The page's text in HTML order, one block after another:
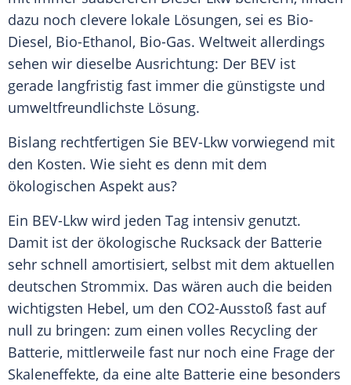
dazu noch clevere lokale Lösungen, sei es Bio-
Diesel, Bio-Ethanol, Bio-Gas. Weltweit allerdings
sehen wir dieselbe Ausrichtung: Der BEV ist
gerade langfristig fast immer die günstigste und
umweltfreundlichste Lösung.
Bislang rechtfertigen Sie BEV-Lkw vorwiegend mit
den Kosten. Wie sieht es denn mit dem
ökologischen Aspekt aus?
Ein BEV-Lkw wird jeden Tag intensiv genutzt.
Damit ist der ökologische Rucksack der Batterie
sehr schnell amortisiert, selbst mit dem aktuellen
deutschen Strommix. Das wären auch die beiden
wichtigsten Hebel, um den CO2-Ausstoß fast auf
null zu bringen: zum einen volles Recycling der
Batterie, mittlerweile fast nur noch eine Frage der
Skaleneffekte, da eine alte Batterie eine besonders